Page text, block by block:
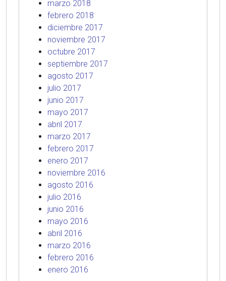
marzo 2018
febrero 2018
diciembre 2017
noviembre 2017
octubre 2017
septiembre 2017
agosto 2017
julio 2017
junio 2017
mayo 2017
abril 2017
marzo 2017
febrero 2017
enero 2017
noviembre 2016
agosto 2016
julio 2016
junio 2016
mayo 2016
abril 2016
marzo 2016
febrero 2016
enero 2016